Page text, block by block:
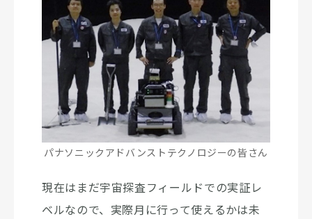
パナソニックアドバンストテクノロジーの皆さん
現在はまだ宇宙探査フィールドでの実証レ
ベルなので、実際月に行って使えるかは未